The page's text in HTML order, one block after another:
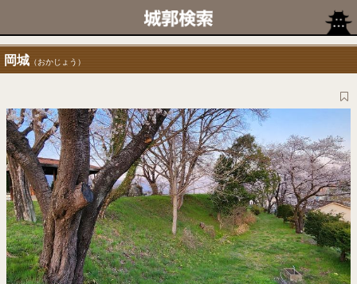
岡城 （おかじょう）